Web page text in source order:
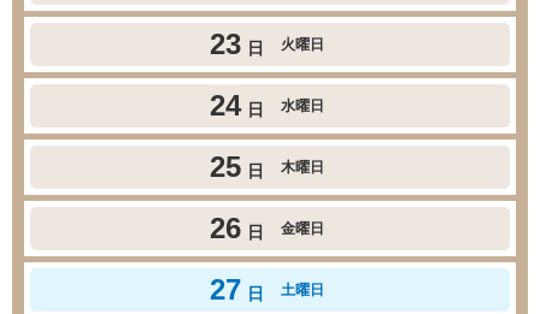
23 日 火曜日
24 日 水曜日
25 日 木曜日
26 日 金曜日
27 日 土曜日